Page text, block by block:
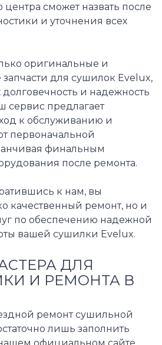
центра сможет назвать после
и уточнения всех
оригинальные и
для сушилок Evelux,
долговечность и надежность
сервис предлагает
к обслуживанию и
первоначальной
финальным
после ремонта.
к нам, вы
качественный ремонт, но и
по обеспечению надежной
вашей сушилки Evelux.
ДЛЯ
И РЕМОНТА В
ремонт сушильной
лишь заполнить